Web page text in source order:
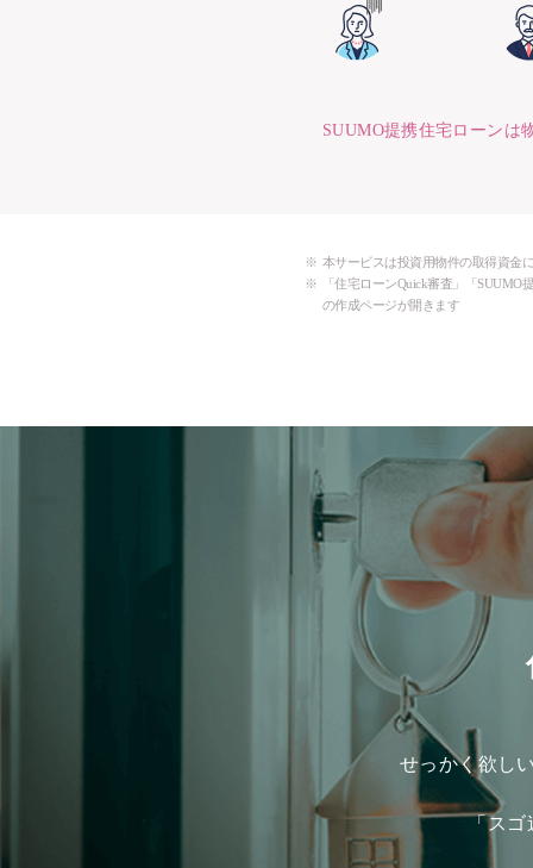
SUUMO提携住宅ローンは
本サービスは投資用物件の取得資金
「住宅ローンQuick審査」「
の作成ページが開きます
せっかく欲し
「スゴ